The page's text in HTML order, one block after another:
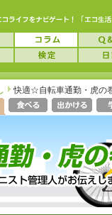
快適☆自転車通勤・虎の